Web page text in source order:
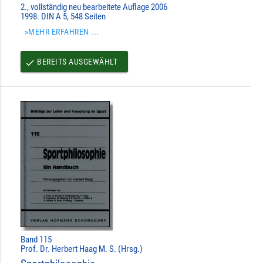
2., vollständig neu bearbeitete Auflage 2006
1998. DIN A 5, 548 Seiten
»MEHR ERFAHREN ...
done BEREITS AUSGEWÄHLT
Band 115
Prof. Dr. Herbert Haag M. S. (Hrsg.)